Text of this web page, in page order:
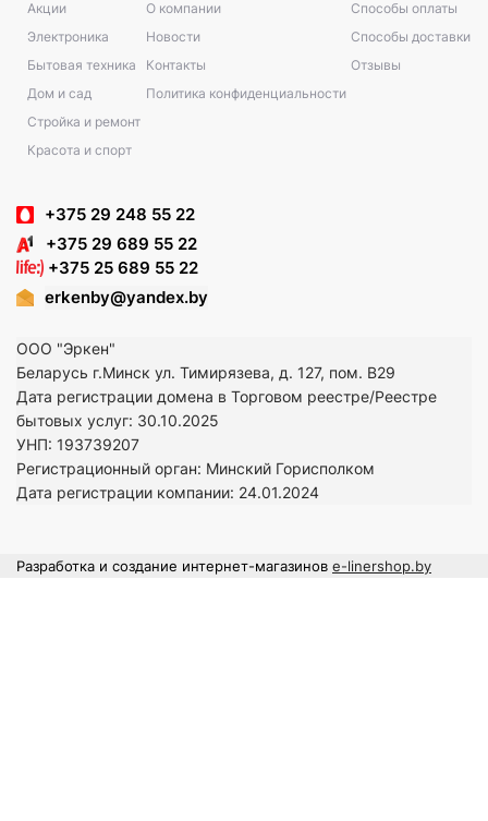
Акции
Электроника
Бытовая техника
Дом и сад
Стройка и ремонт
Красота и спорт
О компании
Новости
Контакты
Политика конфиденциальности
Способы оплаты
Способы доставки
Отзывы
+375 29 248 55 22
+375 29 689 55 22
+375 25 689 55 22
erkenby@yandex.by
ООО "Эркен"
Беларусь г.Минск ул. Тимирязева, д. 127, пом. В29
Дата регистрации домена в Торговом реестре/Реестре
бытовых услуг: 30.10.2025
УНП: 193739207
Регистрационный орган: Минский Горисполком
Дата регистрации компании: 24.01.2024
Разработка и создание интернет-магазинов e-linershop.by